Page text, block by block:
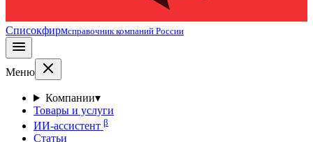
Списокфирмсправочник компаний России
Меню
Компании▾
Товары и услуги
ИИ-ассистент β
Статьи